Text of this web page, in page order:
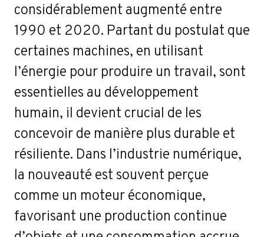
considérablement augmenté entre
1990 et 2020. Partant du postulat que
certaines machines, en utilisant
l’énergie pour produire un travail, sont
essentielles au développement
humain, il devient crucial de les
concevoir de manière plus durable et
résiliente. Dans l’industrie numérique,
la nouveauté est souvent perçue
comme un moteur économique,
favorisant une production continue